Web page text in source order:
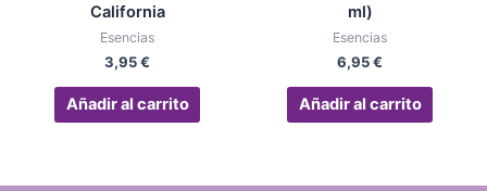
California
Esencias
3,95€
Añadir al carrito
ml)
Esencias
6,95€
Añadir al carrito